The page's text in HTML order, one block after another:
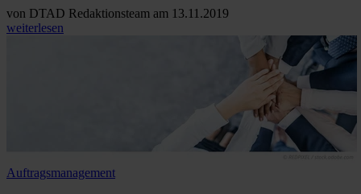
von DTAD Redaktionsteam am 13.11.2019
weiterlesen
Auftragsmanagement